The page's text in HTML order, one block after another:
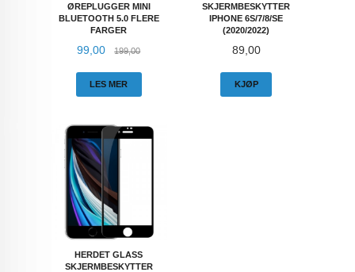
ØREPLUGGER MINI
BLUETOOTH 5.0 FLERE
FARGER
Tilbud
99,00 199,00Rabatt
LES MER
SKJERMBESKYTTER
IPHONE 6S/7/8/SE
(2020/2022)
Pris
89,00
KJØP
HERDET GLASS
SKJERMBESKYTTER